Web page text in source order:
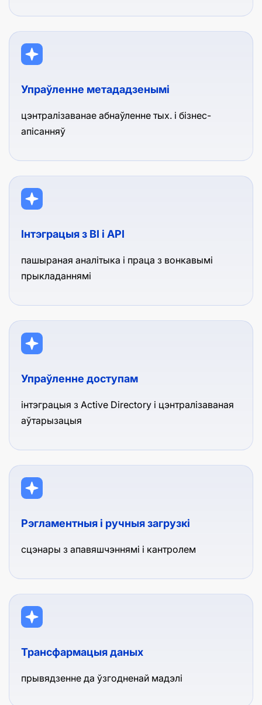
Упраўленне метададзенымі
цэнтралізаванае абнаўленне тых. і бізнес-
апісанняў
Інтэграцыя з BI і API
пашыраная аналітыка і праца з вонкавымі
прыкладаннямі
Упраўленне доступам
інтэграцыя з Active Directory і цэнтралізаваная
аўтарызацыя
Рэгламентныя і ручныя загрузкі
сцэнары з апавяшчэннямі і кантролем
Трансфармацыя даных
прывядзенне да ўзгодненай мадэлі